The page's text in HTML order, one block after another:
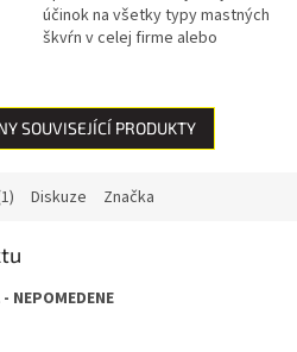
účinok na všetky typy mastných
škvŕn v celej firme alebo
mastných...
SOUVISEJÍCÍ PRODUKTY
Diskuze Značka
NEPOMEDENE